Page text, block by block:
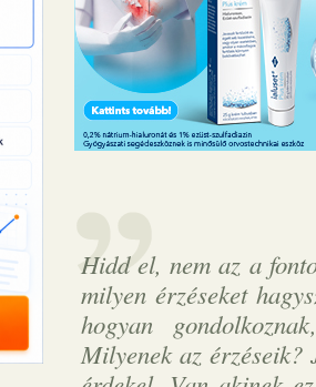
Hidd el, nem az a
milyen érzéseket
hogyan
Milyenek az érzéseik?